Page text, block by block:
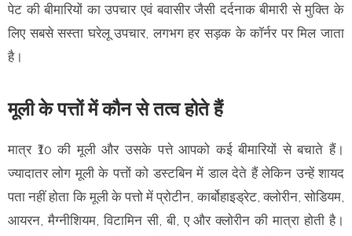
पेट की बीमारियों का उपचार एवं बवासीर जैसी दर्दनाक बीमारी से मुक्ति के
लिए सबसे सस्ता घरेलू उपचार, लगभग हर सड़क के कॉर्नर पर मिल जाता
है।
मूली के पत्तों में कौन से तत्व होते हैं
मात्र ₹10 की मूली और उसके पत्ते आपको कई बीमारियों से बचाते हैं।
ज्यादातर लोग मूली के पत्तों को डस्टबिन में डाल देते हैं लेकिन उन्हें शायद
पता नहीं होता कि मूली के पत्तो में प्रोटीन, कार्बोहाइड्रेट, क्लोरीन, सोडियम,
आयरन, मैग्नीशियम, विटामिन सी, बी, ए और क्लोरीन की मात्रा होती है।